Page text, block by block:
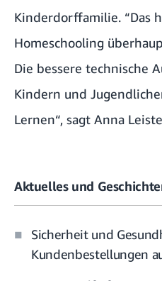
Kinderdorffamilie. “Das
Homeschooling
Die bessere technische
Kindern und
Lernen“, sagt Anna
Aktuelles und
Sicherheit und
Kundenbestellungen